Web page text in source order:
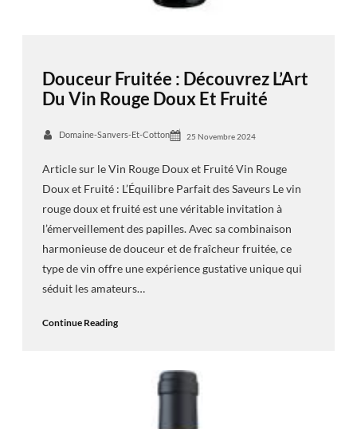
Douceur Fruitée : Découvrez L’Art
Du Vin Rouge Doux Et Fruité
Domaine-Sanvers-Et-Cotton 25 Novembre 2024
Article sur le Vin Rouge Doux et Fruité Vin Rouge
Doux et Fruité : L’Équilibre Parfait des Saveurs Le vin
rouge doux et fruité est une véritable invitation à
l’émerveillement des papilles. Avec sa combinaison
harmonieuse de douceur et de fraîcheur fruitée, ce
type de vin offre une expérience gustative unique qui
séduit les amateurs…
Continue Reading